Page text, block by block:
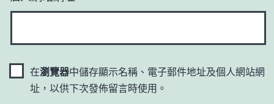
在瀏覽器中儲存顯示名稱、電子郵件地址及個人網站網
址，以供下次發佈留言時使用。